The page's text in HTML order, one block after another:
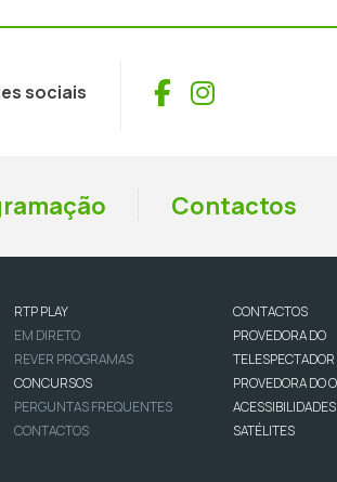
sociais Facebook
Instagram
Contactos
RTP PLAY
EM DIRETO
REVER PROGRAMAS
CONCURSOS
PERGUNTAS FREQUENTES
CONTACTOS
CONTACTOS
PROVEDORA DO
TELESPECTADOR
PROVEDORA DO
ACESSIBILIDADES
SATÉLITES